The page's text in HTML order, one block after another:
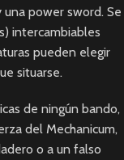
power sword. Se
intercambiables
pueden elegir
situarse.
de ningún bando,
del Mechanicum,
o a un falso